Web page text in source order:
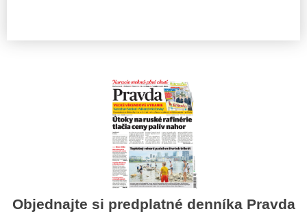
Objednajte si predplatné denníka Pravda